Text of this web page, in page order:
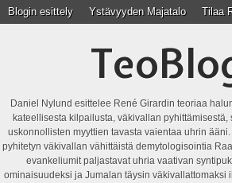
Blogin esittely Ystävyyden Majatalo Tilaa
Daniel Nylund esittelee René Girardin teoriaa
kateellisesta kilpailusta, väkivallan
uskonnollisten myyttien tavasta vaientaa uhrin
pyhitetyn väkivallan vähittäistä demytologisointia
evankeliumit paljastavat uhria vaativan
ominaisuudeksi ja Jumalan täysin väkivallattomaksi